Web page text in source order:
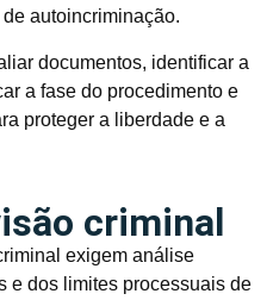
autoincriminação.
documentos, identificar a
a fase do procedimento e
proteger a liberdade e a
criminal
exigem análise
e dos limites processuais de